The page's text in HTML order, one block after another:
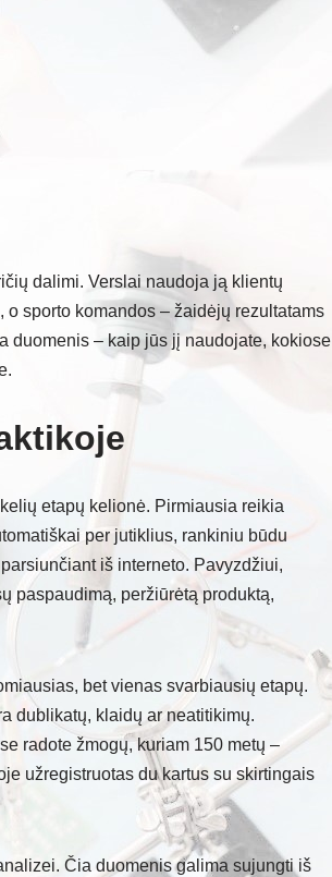
dalimi. Verslai naudoja ją klientų
sporto komandos – žaidėjų rezultatams
duomenis – kaip jūs jį naudojate, kokiose
etapų kelionė. Pirmiausia reikia
per jutiklius, rankiniu būdu
iš interneto. Pavyzdžiui,
paspaudimą, peržiūrėtą produktą,
bet vienas svarbiausių etapų.
dublikatų, klaidų ar neatitikimų.
radote žmogų, kuriam 150 metų –
užregistruotas du kartus su skirtingais
Čia duomenis galima sujungti iš